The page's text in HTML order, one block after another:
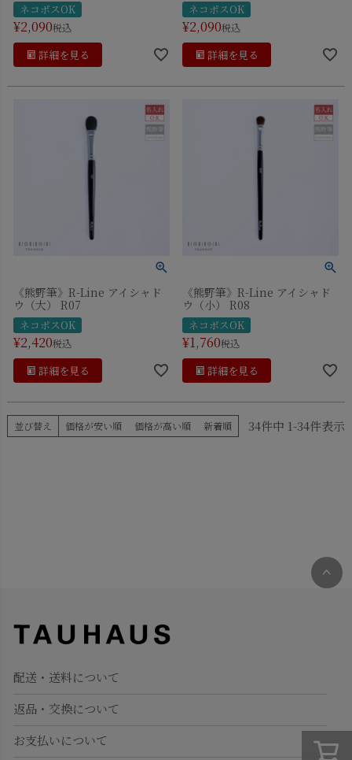
ネコポスOK
¥2,090税込
詳細を見る
ネコポスOK
¥2,090税込
詳細を見る
《熊野筆》R-Line アイシャド
ウ（大） R07
ネコポスOK
¥2,420税込
詳細を見る
《熊野筆》R-Line アイシャド
ウ（小） R08
ネコポスOK
¥1,760税込
詳細を見る
並び替え 価格が安い順 価格が高い順 新着順 34件中 1-34件表示
配送・送料について
返品・交換について
お支払いについて